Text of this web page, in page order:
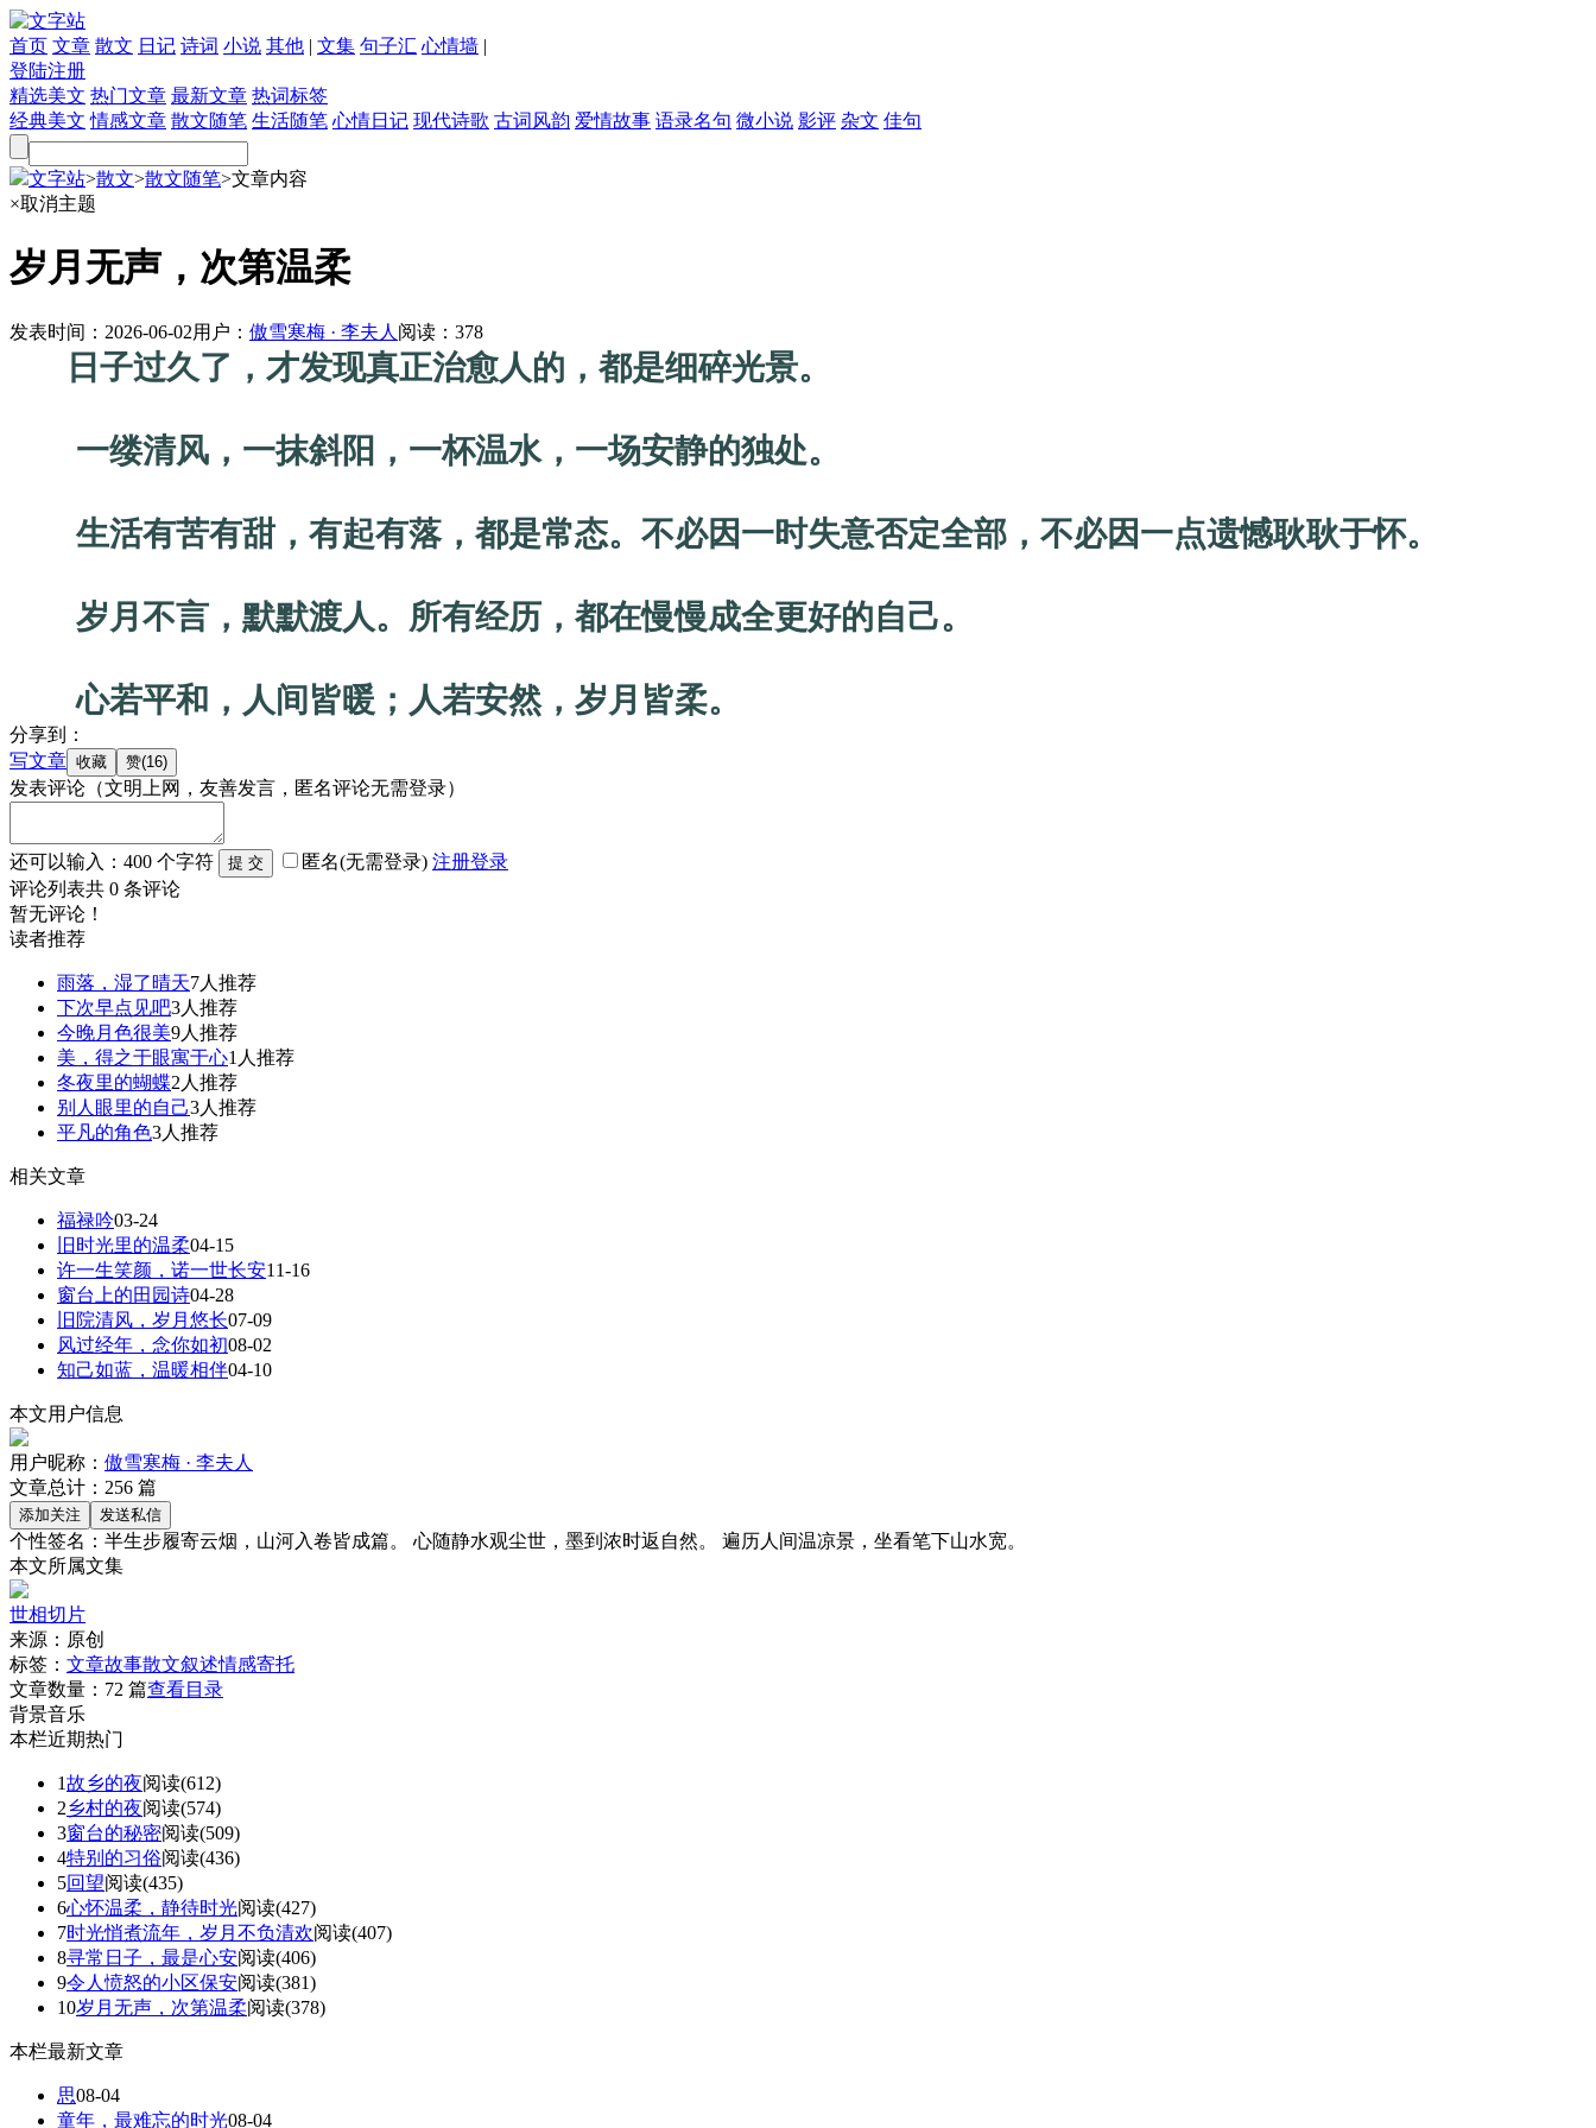
首页 文章 散文 日记 诗词 小说 其他 | 文集 句子汇 心情墙 |
登陆注册
精选美文 热门文章 最新文章 热词标签
经典美文 情感文章 散文随笔 生活随笔 心情日记 现代诗歌 古词风韵 爱情故事 语录名句 微小说 影评 杂文 佳句
文字站>散文>散文随笔>文章内容
×取消主题
岁月无声，次第温柔
发表时间： 2026-06-02用户： 傲雪寒梅 · 李夫人 阅读： 378
日子过久了，才发现真正治愈人的，都是细碎光景。
一缕清风，一抹斜阳，一杯温水，一场安静的独处。
生活有苦有甜，有起有落，都是常态。不必因一时失意否定全部，不必因一点遗憾耿耿于怀。
岁月不言，默默渡人。所有经历，都在慢慢成全更好的自己。
心若平和，人间皆暖；人若安然，岁月皆柔。
分享到：
写文章
发表评论 （文明上网，友善发言，匿名评论无需登录）
还可以输入： 400 个字符 匿名(无需登录) 注册登录
评论列表共 0 条评论
暂无评论！
读者推荐
雨落，湿了晴天7人推荐
下次早点见吧3人推荐
今晚月色很美9人推荐
美，得之于眼寓于心1人推荐
冬夜里的蝴蝶2人推荐
别人眼里的自己3人推荐
平凡的角色3人推荐
相关文章
福禄吟03-24
旧时光里的温柔04-15
许一生笑颜，诺一世长安11-16
窗台上的田园诗04-28
旧院清风，岁月悠长07-09
风过经年，念你如初08-02
知己如蓝，温暖相伴04-10
本文用户信息
用户昵称： 傲雪寒梅 · 李夫人
文章总计： 256 篇
个性签名： 半生步履寄云烟，山河入卷皆成篇。 心随静水观尘世，墨到浓时返自然。 遍历人间温凉景，坐看笔下山水宽。
本文所属文集
世相切片
来源： 原创
标签： 文章故事散文叙述情感寄托
文章数量： 72 篇查看目录
背景音乐
本栏近期热门
1故乡的夜阅读(612)
2乡村的夜阅读(574)
3窗台的秘密阅读(509)
4特别的习俗阅读(436)
5回望阅读(435)
6心怀温柔，静待时光阅读(427)
7时光悄煮流年，岁月不负清欢阅读(407)
8寻常日子，最是心安阅读(406)
9令人愤怒的小区保安阅读(381)
10岁月无声，次第温柔阅读(378)
本栏最新文章
思08-04
童年，最难忘的时光08-04